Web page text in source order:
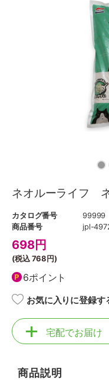
ネオルーライフ
カタログ番号
99999
商品番号
jpl-
698円
(税込768円)
6ポイント
お気に入りに登録す
宅配でお届け
商品説明